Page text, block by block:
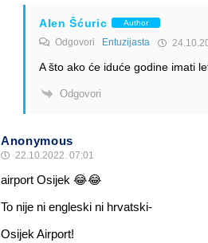
Alen Šćuric Author
Odgovori Entuzijasta
A što ako će iduće godine imati
Odgovori
Anonymous
22.10.2022. 07:01
airport Osijek 😂😂
To nije ni engleski ni hrvatski-
Osijek Airport!